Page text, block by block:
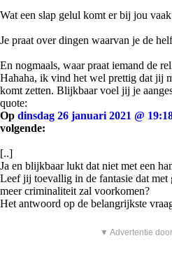
Wat een slap gelul komt er bij jou
Je praat over dingen waarvan je de
En nogmaals, waar praat iemand de
Hahaha, ik vind het wel prettig dat jij
komt zetten. Blijkbaar voel jij je
quote:
Op dinsdag 26 januari 2021 @
volgende:
[..]
Ja en blijkbaar lukt dat niet met een
Leef jij toevallig in de fantasie dat met
meer criminaliteit zal voorkomen?
Het antwoord op de belangrijkste
▼ Advertentie